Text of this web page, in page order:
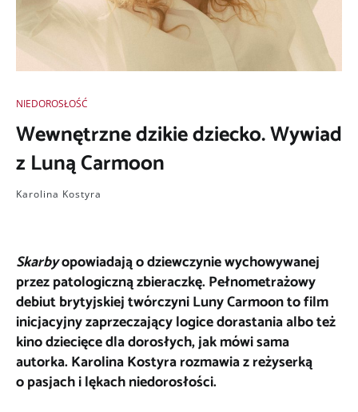
NIEDOROSŁOŚĆ
Wewnętrzne dzikie dziecko. Wywiad
z Luną Carmoon
Karolina Kostyra
Skarbyopowiadają o dziewczynie wychowywanej
przez patologiczną zbieraczkę. Pełnometrażowy
debiut brytyjskiej twórczyni Luny Carmoon to film
inicjacyjny zaprzeczający logice dorastania albo też
kino dziecięce dla dorosłych, jak mówi sama
autorka. Karolina Kostyra rozmawia z reżyserką
o pasjach i lękach niedorosłości.